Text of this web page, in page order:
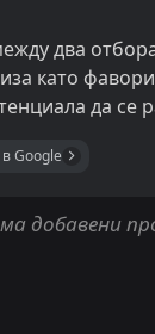
два
като
да се
Google
добавени